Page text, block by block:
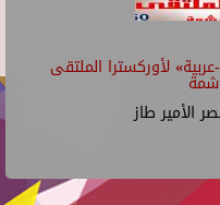
لأوركسترا الملتقى
شمة
الأمير طاز